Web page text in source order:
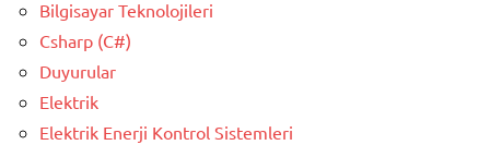
Bilgisayar Teknolojileri
Csharp (C#)
Duyurular
Elektrik
Elektrik Enerji Kontrol Sistemleri